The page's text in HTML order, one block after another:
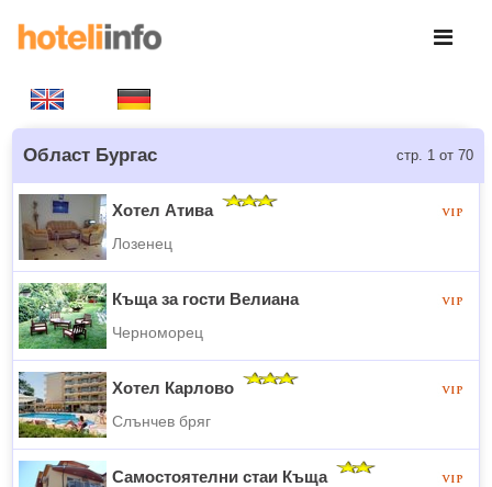
Област Бургас стр. 1 от 70
Хотел Атива
Лозенец
Къща за гости Велиана
Черноморец
Хотел Карлово
Слънчев бряг
Самостоятелни стаи Къща